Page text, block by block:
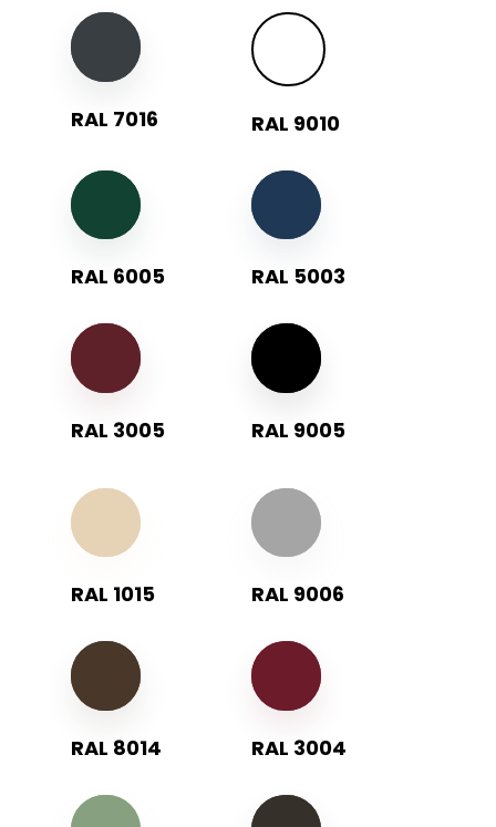
RAL 7016 RAL 9010
RAL 6005 RAL 5003
RAL 3005 RAL 9005
RAL 1015 RAL 9006
RAL 8014 RAL 3004